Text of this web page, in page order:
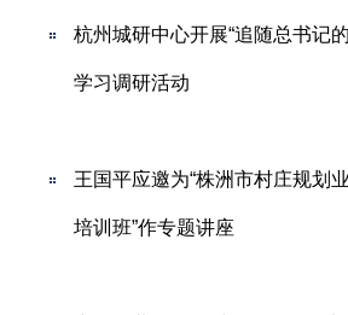
杭州城研中心开展“追随总书记
学习调研活动
王国平应邀为“株洲市村庄规划
培训班”作专题讲座